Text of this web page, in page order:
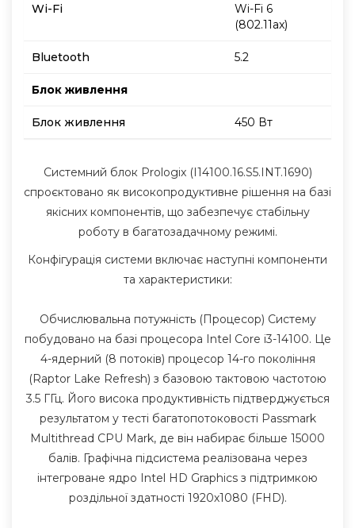
Wi-Fi
Wi-Fi 6
(802.11ax)
Bluetooth 5.2
Блок живлення
Блок живлення 450 Вт
Системний блок Prologix (I14100.16.S5.INT.1690)
спроєктовано як високопродуктивне рішення на базі
якісних компонентів, що забезпечує стабільну
роботу в багатозадачному режимі.
Конфігурація системи включає наступні компоненти
та характеристики:
Обчислювальна потужність (Процесор) Систему
побудовано на базі процесора Intel Core i3-14100. Це
4-ядерний (8 потоків) процесор 14-го покоління
(Raptor Lake Refresh) з базовою тактовою частотою
3.5 ГГц. Його висока продуктивність підтверджується
результатом у тесті багатопотоковості Passmark
Multithread CPU Mark, де він набирає більше 15000
балів. Графічна підсистема реалізована через
інтегроване ядро Intel HD Graphics з підтримкою
роздільної здатності 1920х1080 (FHD).